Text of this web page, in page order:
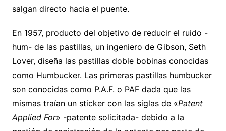
salgan directo hacia el puente.
En 1957, producto del objetivo de reducir el ruido -
hum- de las pastillas, un ingeniero de Gibson, Seth
Lover, diseña las pastillas doble bobinas conocidas
como Humbucker. Las primeras pastillas humbucker
son conocidas como P.A.F. o PAF dada que las
mismas traían un sticker con las siglas de «Patent
Applied For» -patente solicitada- debido a la